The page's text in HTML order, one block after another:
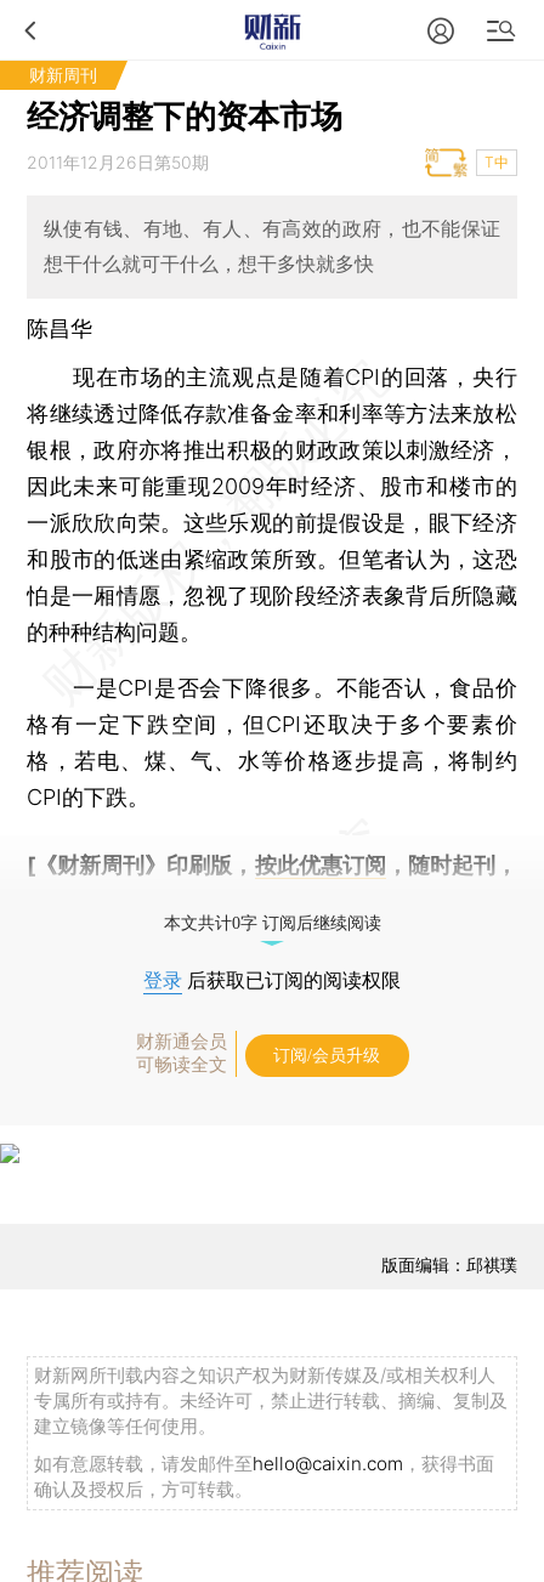
财新周刊
经济调整下的资本市场
2011年12月26日第50期 T中
纵使有钱、有地、有人、有高效的政府，也不能保证
想干什么就可干什么，想干多快就多快
陈昌华
现在市场的主流观点是随着CPI的回落，央行
将继续透过降低存款准备金率和利率等方法来放松
银根，政府亦将推出积极的财政政策以刺激经济，
因此未来可能重现2009年时经济、股市和楼市的
一派欣欣向荣。这些乐观的前提假设是，眼下经济
和股市的低迷由紧缩政策所致。但笔者认为，这恐
怕是一厢情愿，忽视了现阶段经济表象背后所隐藏
的种种结构问题。
一是CPI是否会下降很多。不能否认，食品价
格有一定下跌空间，但CPI还取决于多个要素价
格，若电、煤、气、水等价格逐步提高，将制约
CPI的下跌。
[《财新周刊》印刷版， 按此优惠订阅 ，随时起刊，
本文共计0字 订阅后继续阅读
登录 后获取已订阅的阅读权限
财新通会员
可畅读全文
订阅/会员升级
版面编辑：邱祺璞
财新网所刊载内容之知识产权为财新传媒及/或相关权利人
专属所有或持有。未经许可，禁止进行转载、摘编、复制及
建立镜像等任何使用。
如有意愿转载，请发邮件至hello@caixin.com ，获得书面
确认及授权后，方可转载。
推荐阅读